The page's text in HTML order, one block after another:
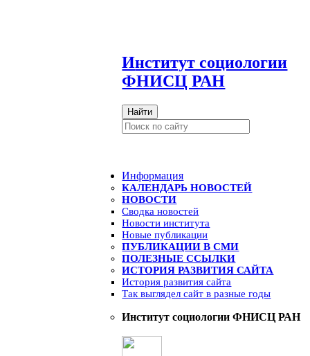
Институт социологии
ФНИСЦ РАН
Найти
Информация
КАЛЕНДАРЬ НОВОСТЕЙ
НОВОСТИ
Сводка новостей
Новости института
Новые публикации
ПУБЛИКАЦИИ В СМИ
ПОЛЕЗНЫЕ ССЫЛКИ
ИСТОРИЯ РАЗВИТИЯ САЙТА
История развития сайта
Так выглядел сайт в разные годы
Институт социологии ФНИСЦ РАН